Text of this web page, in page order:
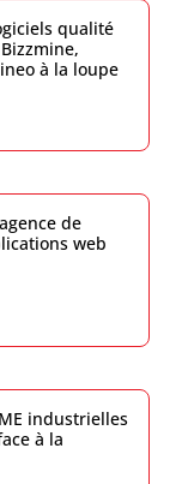
qualité
à la loupe
de
web
industrielles
à la